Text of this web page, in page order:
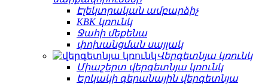
Էլեկտրական ամբարձիչ
KBK կռունկ
Ջահի մեքենա
փոխանցման սայլակ
Վերգետնյա կռունկ
Միաշերտ վերգետնյա կռունկ
Երկակի գերանային վերգետնյա